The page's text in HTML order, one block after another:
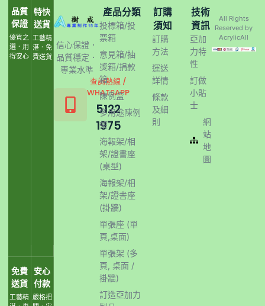
品質
保證
優質之
選．用
得安心
特快
送貨
工藝精
湛．免
費送貨
免費
送貨
工藝精
安心
付款
嚴格把
信心保證．
品質穩定．
專業水準
查詢熱線 /
WHATSAPP
5122
1975
產品分類
投標箱/投
票箱
意見箱/抽
獎箱/捐款
箱
陳例盒
多用途陳例
架
海報架/相
架/證書座
(桌型)
海報架/相
架/證書座
(掛牆)
單張座 (單
頁,桌面)
單張架 (多
頁, 桌面 /
掛牆)
訂造亞加力
訂購
須知
訂購
方法
運送
詳情
條款
及細
則
技術
資訊
亞加
力特
性
訂做
小貼
士
網
站
地
圖
All Rights
Reserved by
AcrylicAll